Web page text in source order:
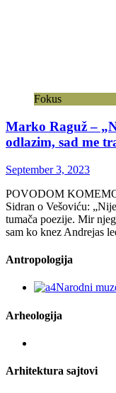
Fokus
Marko Raguž –
odlazim, sad me
September 3, 2023
POVODOM
Sidran o Vešoviću:
tumača poezije. Mir
sam ko knez Andrejas
Antropologija
Arheologija
Arhitektura sajtovi